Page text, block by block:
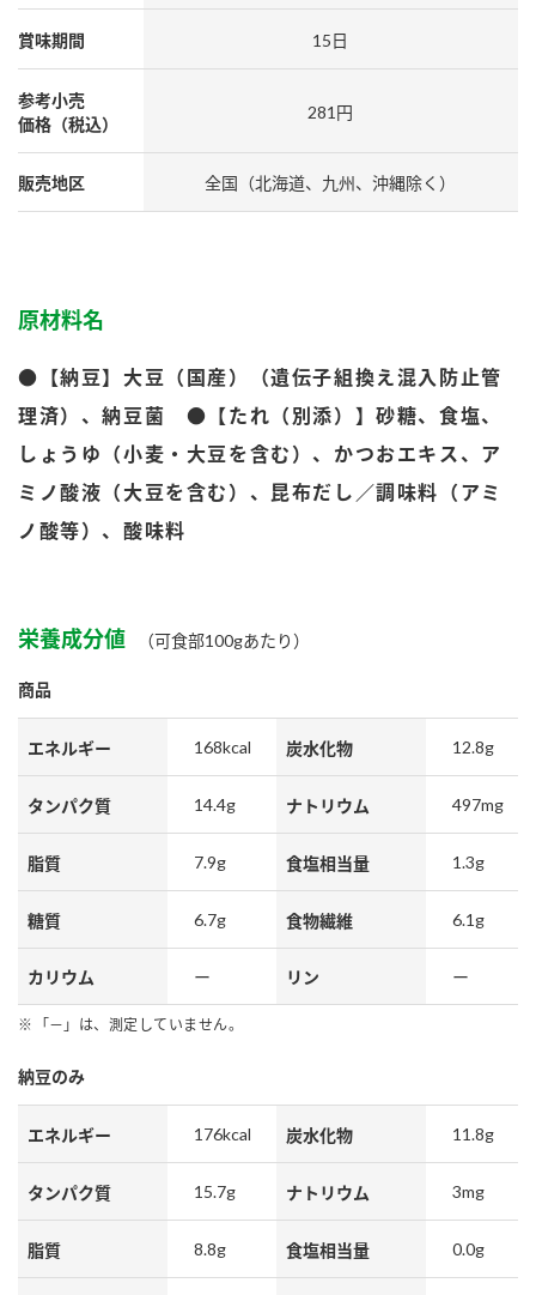
米飯用調味液
納豆 Fibee
三ツ判山吹
千夜
納豆の豆知識
鍋奉行マニュアル
ミツカンのCM
ロングセラー商品 ＋ おすすめレシピ
人気商品 ＋ おすすめレシピ
ZENB initiative
MIM（ミツカンミュージアム）
各部門が大切にしていること
キッザニア東京「ぽん酢工房」
お客様の声をいかしました
販売終了製品のご案内
よくあるご質問
お問い合わせ
ミツカン公式通販
賞味期間 15日
参考小売
価格（税込）
281円
販売地区 全国（北海道、九州、沖縄除く）
原材料名
●【納豆】大豆（国産）（遺伝子組換え混入防止管
理済）、納豆菌 ●【たれ（別添）】砂糖、食塩、
しょうゆ（小麦・大豆を含む）、かつおエキス、ア
ミノ酸液（大豆を含む）、昆布だし／調味料（アミ
ノ酸等）、酸味料
栄養成分値 （可食部100gあたり）
商品
エネルギー 168kcal 炭水化物 12.8g
タンパク質 14.4g ナトリウム 497mg
脂質 7.9g 食塩相当量 1.3g
糖質 6.7g 食物繊維 6.1g
カリウム ー リン ー
「－」は、測定していません。
納豆のみ
エネルギー 176kcal 炭水化物 11.8g
タンパク質 15.7g ナトリウム 3mg
脂質 8.8g 食塩相当量 0.0g